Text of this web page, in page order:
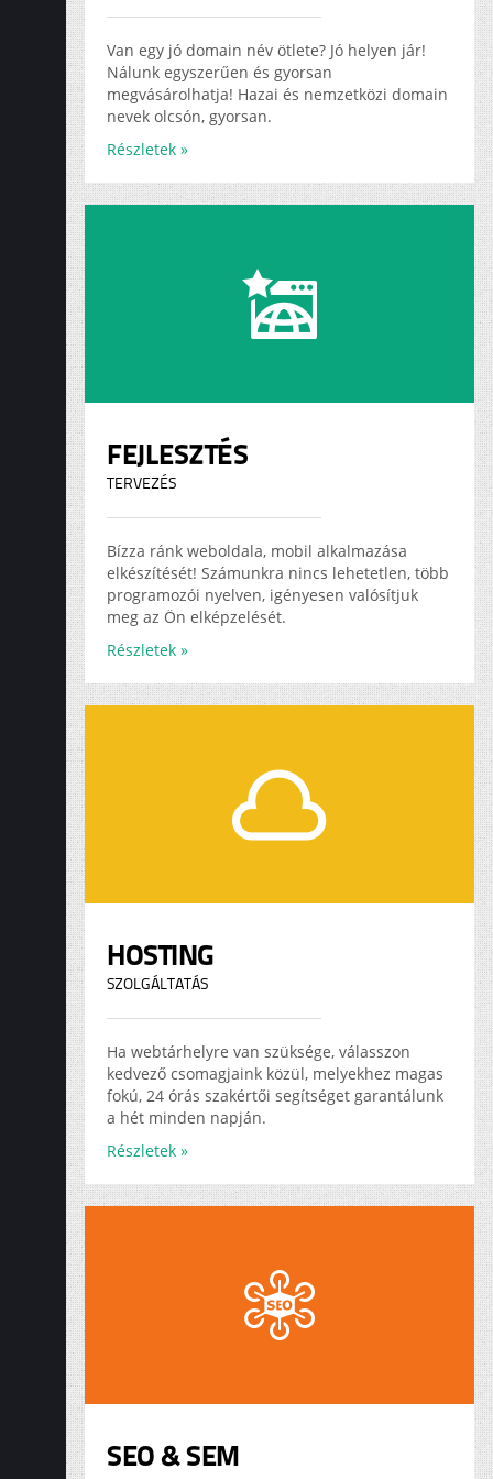
Van egy jó domain név ötlete? Jó helyen jár!
Nálunk egyszerűen és gyorsan
megvásárolhatja! Hazai és nemzetközi domain
nevek olcsón, gyorsan.
Részletek »
FEJLESZTÉS
TERVEZÉS
Bízza ránk weboldala, mobil alkalmazása
elkészítését! Számunkra nincs lehetetlen, több
programozói nyelven, igényesen valósítjuk
meg az Ön elképzelését.
Részletek »
HOSTING
SZOLGÁLTATÁS
Ha webtárhelyre van szüksége, válasszon
kedvező csomagjaink közül, melyekhez magas
fokú, 24 órás szakértői segítséget garantálunk
a hét minden napján.
Részletek »
SEO & SEM